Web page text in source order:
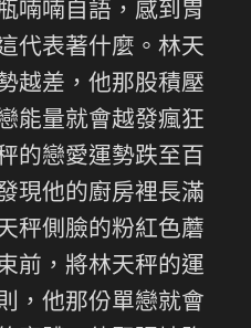
喃喃自語，感到胃
代表著什麼。林天
越差，他那股積壓
能量就會越發瘋狂
的戀愛運勢跌至百
現他的廚房裡長滿
秤側臉的粉紅色蘑
前，將林天秤的運
，他那份單戀就會